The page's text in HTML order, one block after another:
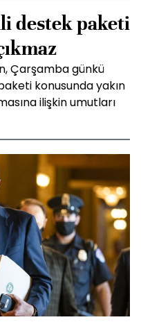
destek paketi
Çarşamba günkü
konusunda yakın
ilişkin umutları